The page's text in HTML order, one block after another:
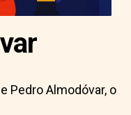
Pedro Almodóvar, o